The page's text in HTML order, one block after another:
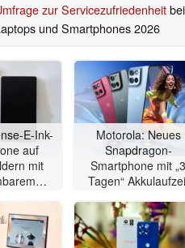
zur Servicezufriedenheitbei
und Smartphones 2026
E-Ink-
auf
mit
Motorola: Neues
Snapdragon-
Smartphone mit „3
Tagen“